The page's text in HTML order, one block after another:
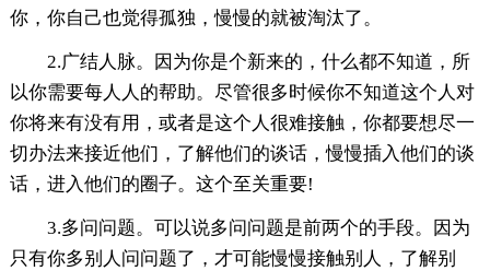
你，你自己也觉得孤独，慢慢的就被淘汰了。
2.广结人脉。因为你是个新来的，什么都不知道，所
以你需要每人人的帮助。尽管很多时候你不知道这个人对
你将来有没有用，或者是这个人很难接触，你都要想尽一
切办法来接近他们，了解他们的谈话，慢慢插入他们的谈
话，进入他们的圈子。这个至关重要!
3.多问问题。可以说多问问题是前两个的手段。因为
只有你多别人问问题了，才可能慢慢接触别人，了解别